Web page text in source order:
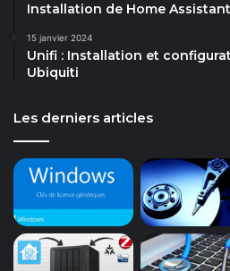
Installation de Home
15 janvier 2024
Unifi : Installation et
Ubiquiti
Les derniers articles